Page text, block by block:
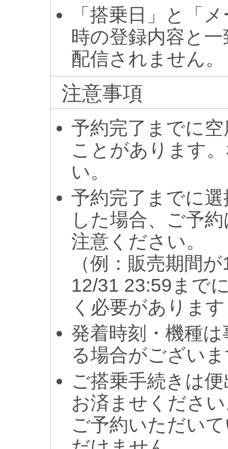
「搭乗日」と「
時の登録内容と
配信されません。
注意事項
予約完了までに
ことがあります
い。
予約完了までに
した場合、ご予
注意ください。
（例：販売期間
12/31 23:59まで
く必要がありま
発着時刻・機種
る場合がござい
ご搭乗手続きは
お済ませくださ
ご予約いただい